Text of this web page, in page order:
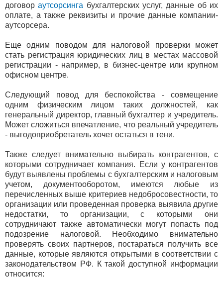
договораутсорсинга бухгалтерских услуг, данные об их
оплате, а также реквизиты и прочие данные компании-
аутсорсера.
Еще одним поводом для налоговой проверки может
стать регистрация юридических лиц в местах массовой
регистрации - например, в бизнес-центре или крупном
офисном центре.
Следующий повод для беспокойства - совмещение
одним физическим лицом таких должностей, как
генеральный директор, главный бухгалтер и учредитель.
Может сложиться впечатление, что реальный учредитель
- выгодоприобретатель хочет остаться в тени.
Также следует внимательно выбирать контрагентов, с
которыми сотрудничает компания. Если у контрагентов
будут выявлены проблемы с бухгалтерским и налоговым
учетом, документооборотом, имеются любые из
перечисленных выше критериев недобросовестности, то
организации или проведенная проверка выявила другие
недостатки, то организации, с которыми они
сотрудничают также автоматически могут попасть под
подозрение налоговой. Необходимо внимательно
проверять своих партнеров, постараться получить все
данные, которые являются открытыми в соответствии с
законодательством РФ. К такой доступной информации
относится: